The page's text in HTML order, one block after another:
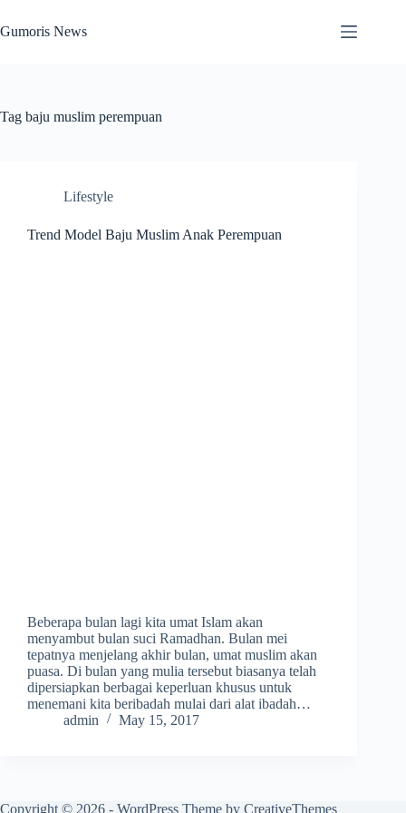
to
content
Gumoris News
Tag baju muslim perempuan
Lifestyle
Trend Model Baju Muslim Anak Perempuan
Beberapa bulan lagi kita umat Islam akan
menyambut bulan suci Ramadhan. Bulan mei
tepatnya menjelang akhir bulan, umat muslim akan
puasa. Di bulan yang mulia tersebut biasanya telah
dipersiapkan berbagai keperluan khusus untuk
menemani kita beribadah mulai dari alat ibadah…
admin
May 15, 2017
Copyright © 2026 - WordPress Theme by CreativeThemes